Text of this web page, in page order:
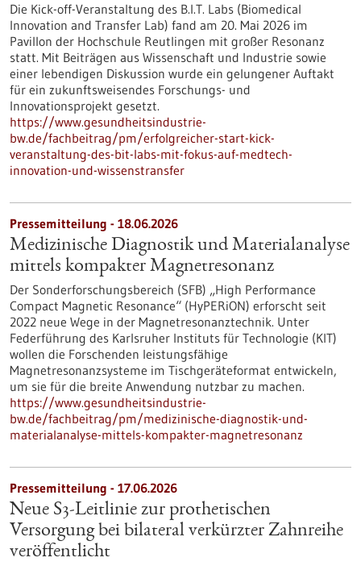
Die Kick-off-Veranstaltung des B.I.T. Labs (Biomedical
Innovation and Transfer Lab) fand am 20. Mai 2026 im
Pavillon der Hochschule Reutlingen mit großer Resonanz
statt. Mit Beiträgen aus Wissenschaft und Industrie sowie
einer lebendigen Diskussion wurde ein gelungener Auftakt
für ein zukunftsweisendes Forschungs- und
Innovationsprojekt gesetzt.
https://www.gesundheitsindustrie-
bw.de/fachbeitrag/pm/erfolgreicher-start-kick-
veranstaltung-des-bit-labs-mit-fokus-auf-medtech-
innovation-und-wissenstransfer
Pressemitteilung - 18.06.2026
Medizinische Diagnostik und Materialanalyse
mittels kompakter Magnetresonanz
Der Sonderforschungsbereich (SFB) „High Performance
Compact Magnetic Resonance“ (HyPERiON) erforscht seit
2022 neue Wege in der Magnetresonanztechnik. Unter
Federführung des Karlsruher Instituts für Technologie (KIT)
wollen die Forschenden leistungsfähige
Magnetresonanzsysteme im Tischgeräteformat entwickeln,
um sie für die breite Anwendung nutzbar zu machen.
https://www.gesundheitsindustrie-
bw.de/fachbeitrag/pm/medizinische-diagnostik-und-
materialanalyse-mittels-kompakter-magnetresonanz
Pressemitteilung - 17.06.2026
Neue S3-​Leitlinie zur prothetischen
Versorgung bei bilateral verkürzter Zahnreihe
veröffentlicht